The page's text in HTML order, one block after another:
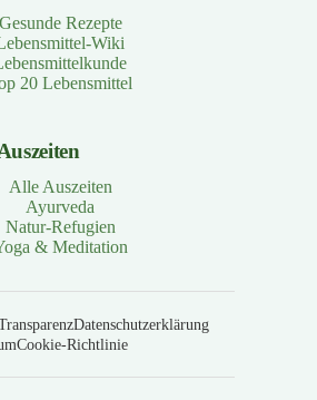
Gesunde Rezepte
Wiki
20 Lebensmittel
Alle Auszeiten
Ayurveda
Natur-Refugien
& Meditation
Datenschutzerklärung
Cookie-Richtlinie